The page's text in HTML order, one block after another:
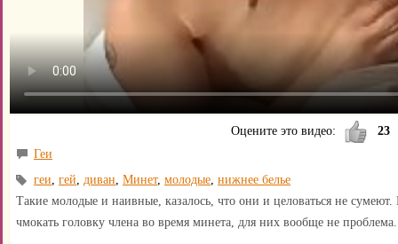
Оцените это видео:
23
Геи
геи, гей, диван, Минет, молодые, нижнее белье
Такие молодые и наивные, казалось, что они и целоваться не
чмокать головку члена во время минета, для них вообще не проблема.